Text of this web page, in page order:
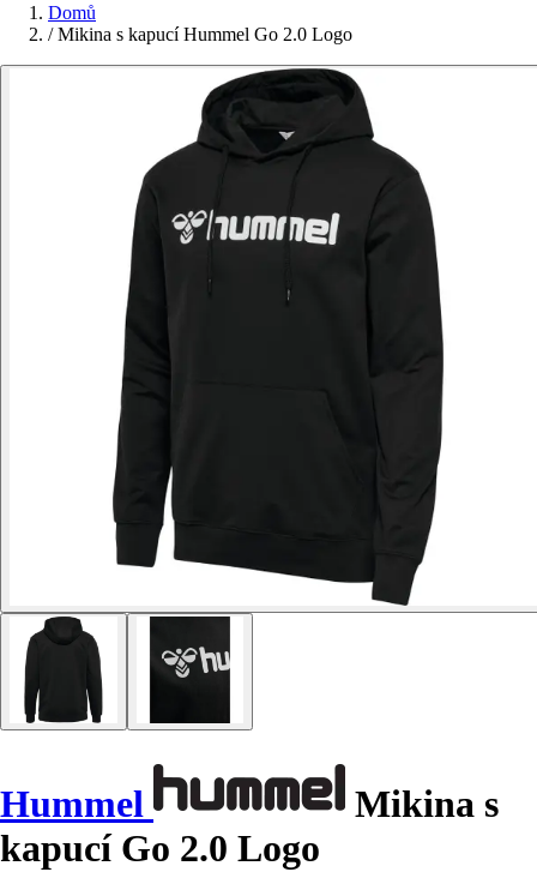
Domů
/ Mikina s kapucí Hummel Go 2.0 Logo
Hummel
Mikina s
kapucí Go 2.0 Logo